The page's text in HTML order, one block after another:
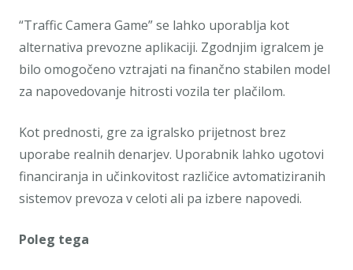
“Traffic Camera Game” se lahko uporablja kot
alternativa prevozne aplikaciji. Zgodnjim igralcem je
bilo omogočeno vztrajati na finančno stabilen model
za napovedovanje hitrosti vozila ter plačilom.
Kot prednosti, gre za igralsko prijetnost brez
uporabe realnih denarjev. Uporabnik lahko ugotovi
financiranja in učinkovitost različice avtomatiziranih
sistemov prevoza v celoti ali pa izbere napovedi.
Poleg tega